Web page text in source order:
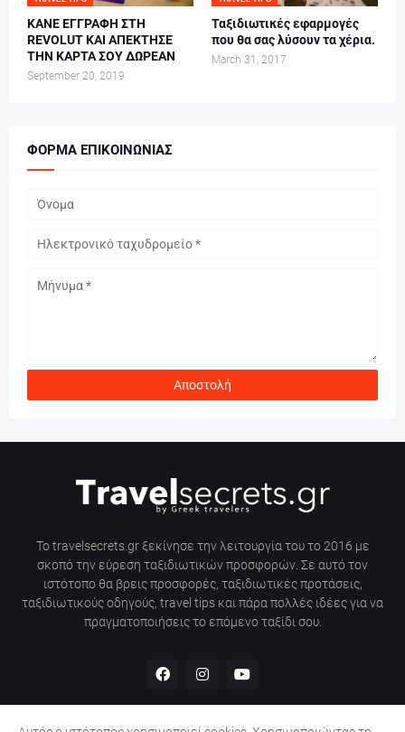
ΚΑΝΕ ΕΓΓΡΑΦΗ ΣΤΗ
REVOLUT ΚΑΙ ΑΠΕΚΤΗΣΕ
ΤΗΝ ΚΑΡΤΑ ΣΟΥ ΔΩΡΕΑΝ
September 20, 2019
Ταξιδιωτικές εφαρμογές
που θα σας λύσουν τα χέρια.
March 31, 2017
ΦΌΡΜΑ ΕΠΙΚΟΙΝΩΝΊΑΣ
Το travelsecrets.gr ξεκίνησε την λειτουργία του το 2016 με
σκοπό την εύρεση ταξιδιωτικών προσφορών. Σε αυτό τον
ιστότοπο θα βρεις προσφορές, ταξιδιωτικές προτάσεις,
ταξιδιωτικούς οδηγούς, travel tips και πάρα πολλές ιδέες για να
πραγματοποιήσεις το επόμενο ταξίδι σου.